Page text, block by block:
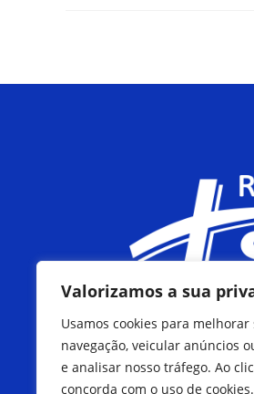
Valorizamos a sua
Usamos cookies para
navegação, veicular anúncios
e analisar nosso tráfego. Ao
concorda com o uso de cookies.